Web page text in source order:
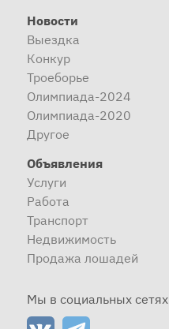
Новости
Выездка
Конкур
Троеборье
Олимпиада-2024
Олимпиада-2020
Другое
Объявления
Услуги
Работа
Транспорт
Недвижимость
Продажа лошадей
Мы в социальных сетях